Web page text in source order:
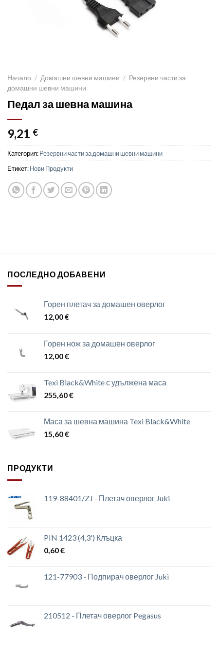
Начало / Домашни шевни машини / Резервни части за
домашни шевни машини
Педал за шевна машина
9,21 €
Категория:Резервни части за домашни шевни машини
Етикет:Нови Продукти
ПОСЛЕДНО ДОБАВЕНИ
Горен плетач за домашен оверлог
12,00€
Горен нож за домашен оверлог
12,00€
Texi Black&White с удължена маса
255,60€
Маса за шевна машина Texi Black&White
15,60€
ПРОДУКТИ
119-88401/ZJ - Плетач оверлог Juki
PIN 1423 (4,3') Клъцка
0,60€
121-77903 - Подпирач оверлог Juki
210512 - Плетач оверлог Pegasus